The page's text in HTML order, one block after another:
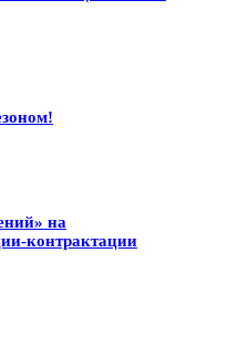
на
контрактации